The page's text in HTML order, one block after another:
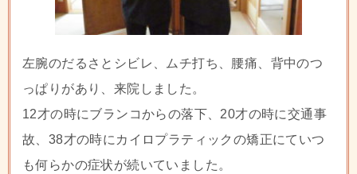
左腕のだるさとシビレ、ムチ打ち、腰痛、背中のつ
っぱりがあり、来院しました。
12才の時にブランコからの落下、20才の時に交通事
故、38才の時にカイロプラティックの矯正にていつ
も何らかの症状が続いていました。